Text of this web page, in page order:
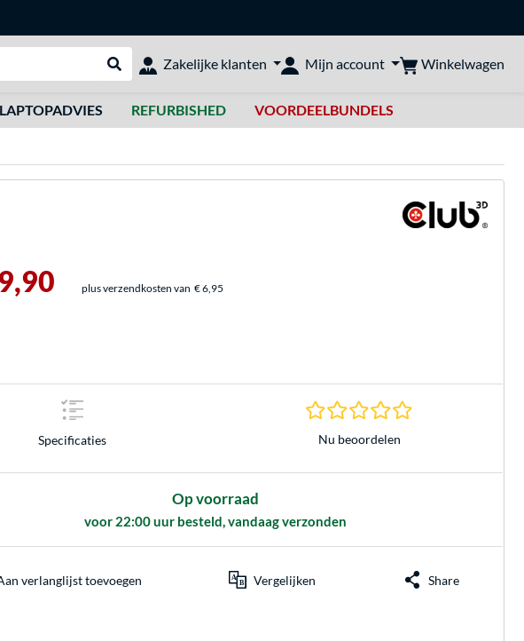
Webshop doorzoeken
Zakelijke klanten Mijn account Winkelwagen
LAPTOPADVIES REFURBISHED VOORDEELBUNDELS
plus verzendkosten van € 6,95
Specificaties
0.0 sterren
Nu beoordelen
Op voorraad
voor 22:00 uur besteld, vandaag verzonden
verlanglijst toevoegen Vergelijken Share